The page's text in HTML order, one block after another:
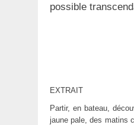
possible
EXTRAIT
Partir, en bateau,
jaune pale, des matins